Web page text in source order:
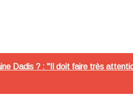
Dadis ? : "Il doit faire très